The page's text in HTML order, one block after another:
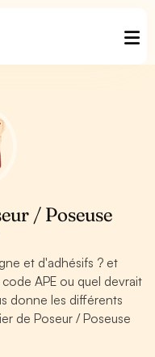
/ Poseuse
et d'adhésifs ? et
APE ou quel devrait
donne les différents
de Poseur / Poseuse